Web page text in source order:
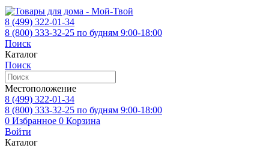
8 (499) 322-01-34
8 (800) 333-32-25 по будням 9:00-18:00
Поиск
Каталог
Поиск
Местоположение
8 (499) 322-01-34
8 (800) 333-32-25 по будням 9:00-18:00
0 Избранное 0 Корзина
Войти
Каталог